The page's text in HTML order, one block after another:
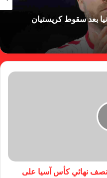
بعد سقوط كريستيان
نهائي كأس آسيا على